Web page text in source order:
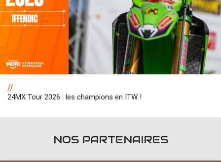
//
24MX Tour 2026 : les champions en ITW !
NOS PARTENAIRES